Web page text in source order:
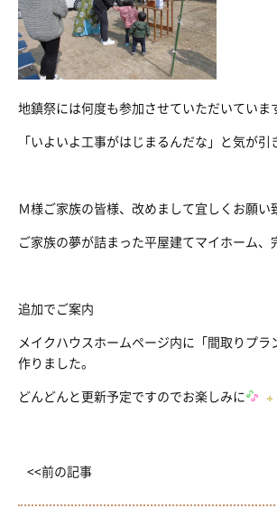
地鎮祭には何度も参加させていただいていま
「いよいよ工事がはじまるんだな」と気が引
Ｍ様ご家族の皆様、改めまして宜しくお願い
ご家族の夢が詰まった平屋建てマイホーム、
追加でご案内
メイクハウスホームページ内に「間取りプラ
作りました。
どんどんと更新予定ですのでお楽しみに
<<前の記事